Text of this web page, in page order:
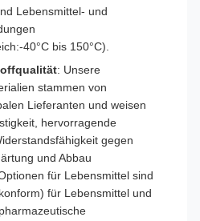
Lebensmittel- und
40°C bis 150°C).
: Unsere
stammen von
Lieferanten und weisen
hervorragende
gegen
und Abbau
für Lebensmittel sind
für Lebensmittel und